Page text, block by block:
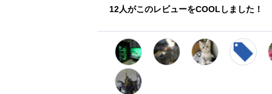
12人がこのレビューをCOOLしました！